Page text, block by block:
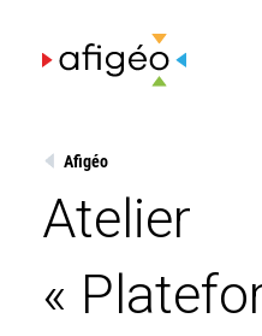
content
Afigéo
Atelier
«